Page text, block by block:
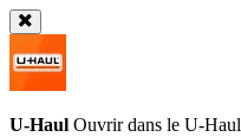
U-Haul Ouvrir dans le U-Haul